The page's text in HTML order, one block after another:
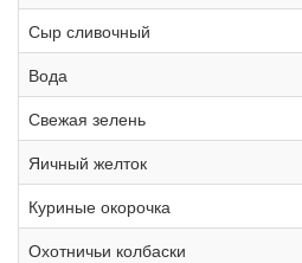
Сыр сливочный
Вода
Свежая зелень
Яичный желток
Куриные окорочка
Охотничьи колбаски